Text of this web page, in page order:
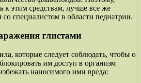
к этим средствам, лучше все же
со специалистом в области педиатрии.
глистами
которые следует соблюдать, чтобы о
им доступ в организм
наносимого ими вреда: